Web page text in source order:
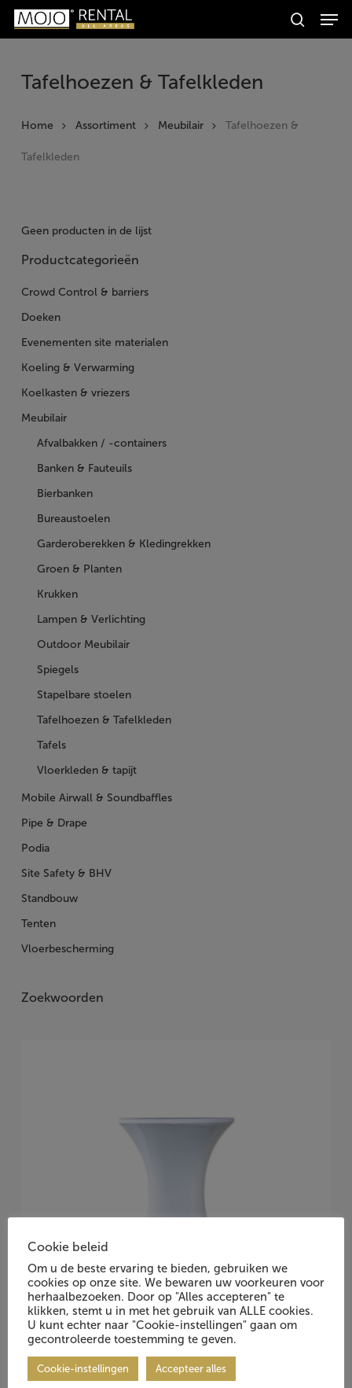
Skip
Producten
zoeken
Zoeken
Tafelhoezen & Tafelkleden
Home Assortiment Meubilair Tafelhoezen &
Tafelkleden
Geen producten in de lijst
Productcategorieën
Crowd Control & barriers
Doeken
Evenementen site materialen
Koeling & Verwarming
Koelkasten & vriezers
Meubilair
Afvalbakken / -containers
Banken & Fauteuils
Bierbanken
Bureaustoelen
Garderoberekken & Kledingrekken
Groen & Planten
Krukken
Lampen & Verlichting
Outdoor Meubilair
Spiegels
Stapelbare stoelen
Tafelhoezen & Tafelkleden
Tafels
Vloerkleden & tapijt
Mobile Airwall & Soundbaffles
Pipe & Drape
Podia
Site Safety & BHV
Standbouw
Tenten
Vloerbescherming
Zoekwoorden
Stretchhoes voor Statafel 80, wit
Cookie beleid
Om u de beste ervaring te bieden, gebruiken we
cookies op onze site. We bewaren uw voorkeuren voor
herhaalbezoeken. Door op "Alles accepteren" te
klikken, stemt u in met het gebruik van ALLE cookies.
U kunt echter naar "Cookie-instellingen" gaan om
gecontroleerde toestemming te geven.
Cookie-instellingen Accepteer alles